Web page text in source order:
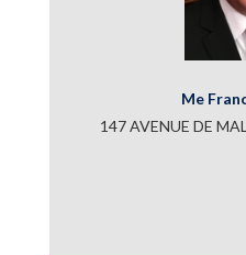
Me
147 AVENUE DE